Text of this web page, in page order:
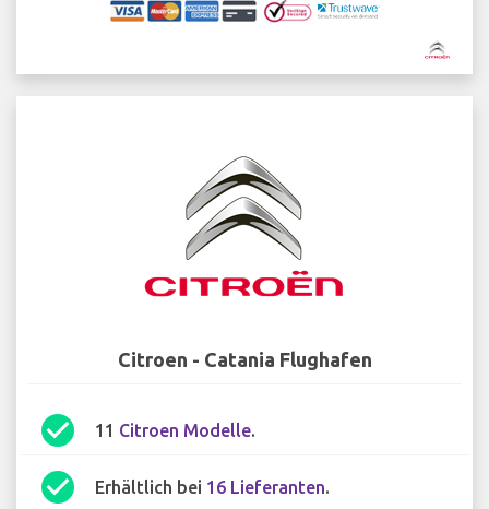
Citroen - Catania Flughafen
check_circle 11 Citroen Modelle.
check_circle Erhältlich bei 16 Lieferanten.